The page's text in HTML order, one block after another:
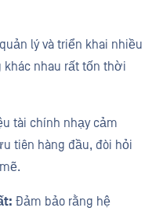
lý và triển khai nhiều
nhau rất tốn thời
tài chính nhạy cảm
tiên hàng đầu, đòi hỏi
Đảm bảo rằng hệ